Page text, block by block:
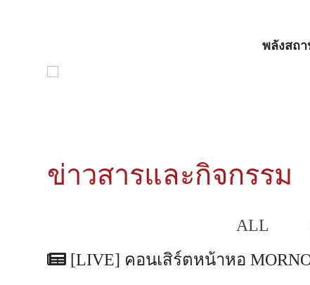
พลังสถ
ข่าวสารและกิจกรรม
ALL
[LIVE] คอนเสิร์ตหน้าหอ